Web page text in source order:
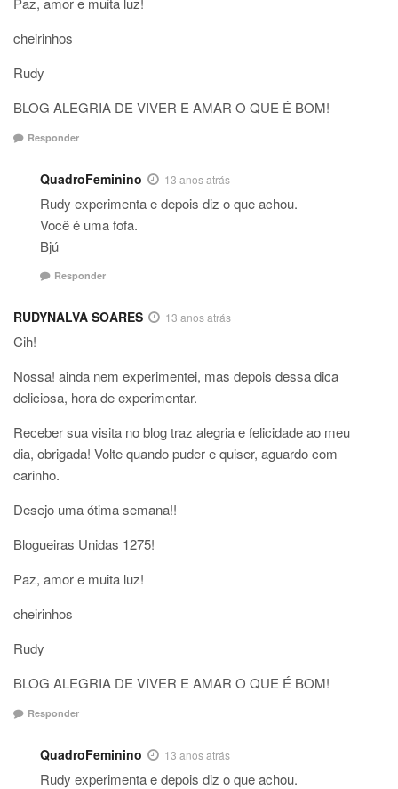
cheirinhos
Rudy
BLOG ALEGRIA DE VIVER E AMAR O QUE É BOM!
Responder
QuadroFeminino 13 anos atrás
Rudy experimenta e depois diz o que achou.
Você é uma fofa.
Bjú
Responder
RUDYNALVA SOARES 13 anos atrás
Cih!
Nossa! ainda nem experimentei, mas depois dessa dica
deliciosa, hora de experimentar.
Receber sua visita no blog traz alegria e felicidade ao meu
dia, obrigada! Volte quando puder e quiser, aguardo com
carinho.
Desejo uma ótima semana!!
Blogueiras Unidas 1275!
Paz, amor e muita luz!
cheirinhos
Rudy
BLOG ALEGRIA DE VIVER E AMAR O QUE É BOM!
Responder
QuadroFeminino 13 anos atrás
Rudy experimenta e depois diz o que achou.